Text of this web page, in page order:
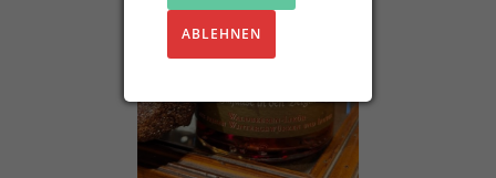
ABLEHNEN